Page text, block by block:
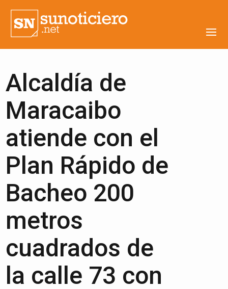
Alcaldía de
Maracaibo
atiende con el
Plan Rápido de
Bacheo 200
metros
cuadrados de
la calle 73 con